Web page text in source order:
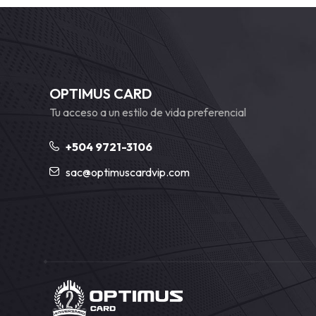
OPTIMUS CARD
Tu acceso a un estilo de vida preferencial
+504 9721-3106
sac@optimuscardvip.com